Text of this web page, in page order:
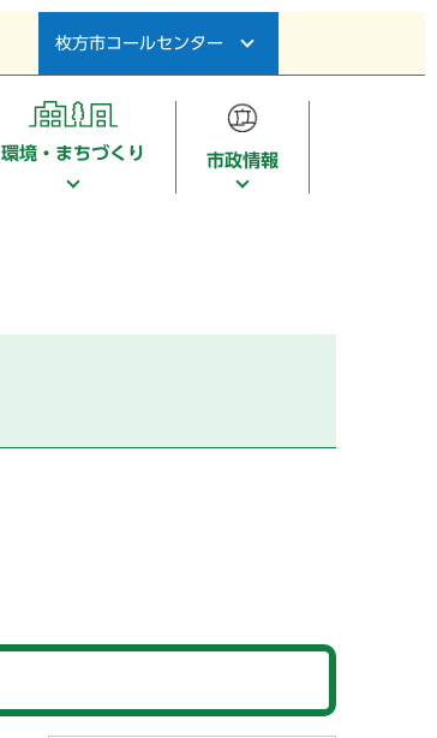
枚方市コールセンター
環境・まちづくり 市政情報